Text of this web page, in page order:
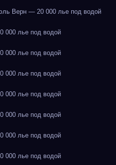
Верн — 20 000 лье под водой
лье под водой
лье под водой
лье под водой
лье под водой
лье под водой
лье под водой
лье под водой